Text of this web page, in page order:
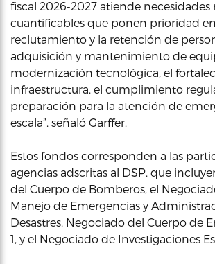
fiscal 2026-2027 atiende necesidades
cuantificables que ponen prioridad
reclutamiento y la retención de
adquisición y mantenimiento de
modernización tecnológica, el
infraestructura, el cumplimiento
preparación para la atención de
escala”, señaló Garffer.
Estos fondos corresponden a las
agencias adscritas al DSP, que
del Cuerpo de Bomberos, el
Manejo de Emergencias y
Desastres, Negociado del Cuerpo de
1, y el Negociado de Investigaciones